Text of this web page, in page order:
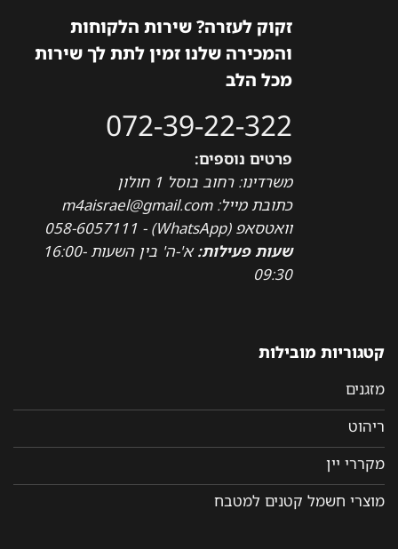
זקוק לעזרה? שירות הלקוחות
והמכירה שלנו זמין לתת לך שירות
מכל הלב
072-39-22-322
פרטים נוספים:
משרדינו: רחוב בוסל 1 חולון
כתובת מייל: m4aisrael@gmail.com
וואטסאפ (WhatsApp) - 058-6057111
שעות פעילות:
א'-ה' בין השעות 16:00-
09:30
קטגוריות מובילות
מזגנים
ריהוט
מקררי יין
מוצרי חשמל קטנים למטבח